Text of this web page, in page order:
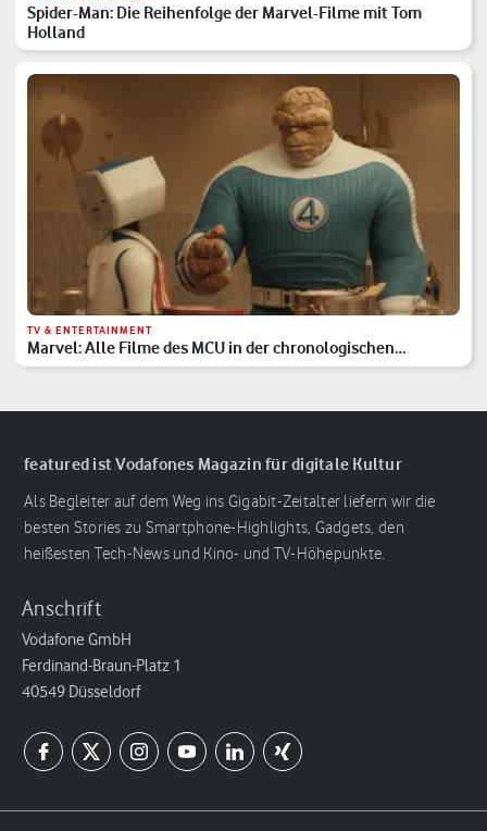
Spider-Man: Die Reihenfolge der Marvel-Filme mit Tom
Holland
TV & ENTERTAINMENT
Marvel: Alle Filme des MCU in der chronologischen
Reihenfolge
featured ist Vodafones Magazin für digitale Kultur
Als Begleiter auf dem Weg ins Gigabit-Zeitalter liefern wir die
besten Stories zu Smartphone-Highlights, Gadgets, den
heißesten Tech-News und Kino- und TV-Höhepunkte.
Anschrift
Vodafone GmbH
Ferdinand-Braun-Platz 1
40549 Düsseldorf